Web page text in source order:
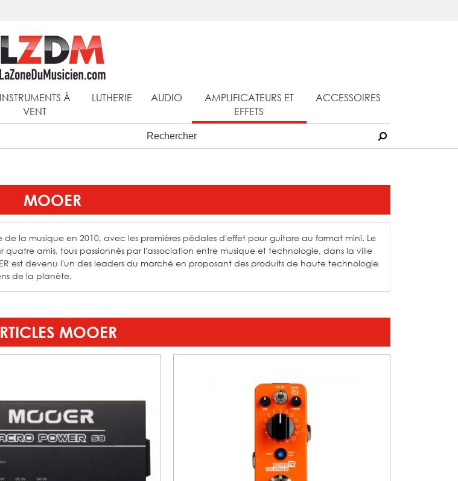
INSTRUMENTS À
VENT
LUTHERIE AUDIO
AMPLIFICATEURS ET
EFFETS
ACCESSOIRES
MOOER
la musique en 2010, avec les premières pédales d'effet pour guitare au format mini. Le
amis, tous passionnés par l'association entre musique et technologie, dans la ville
est devenu l'un des leaders du marché en proposant des produits de haute technologie
de la planète.
MOOER